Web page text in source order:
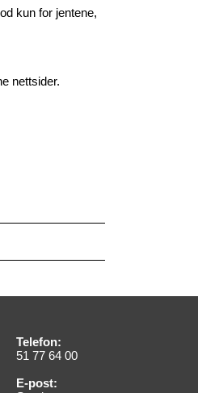
kun for jentene,
nettsider.
Telefon:
51 77 64 00
E-post: